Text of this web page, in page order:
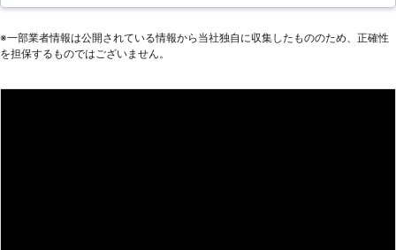
ターネットの接続は、細かい設定を触
定をどのようにしたらいいかお悩みの
染・ハードウェアのトラブル、部品取
パソコン診断11,000円（税込）！ま
※⼀部業者情報は公開されている情報から当社独⾃に収集したもののため、正確性
を担保するものではございません。